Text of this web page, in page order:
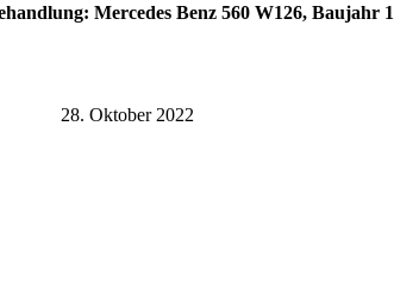
Mercedes Benz 560 W126, Baujahr
28. Oktober 2022